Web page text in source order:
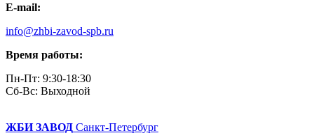
E-mail:
info@zhbi-zavod-spb.ru
Время работы:
Пн-Пт: 9:30-18:30
Cб-Вс: Выходной
ЖБИ ЗАВОД Санкт-Петербург